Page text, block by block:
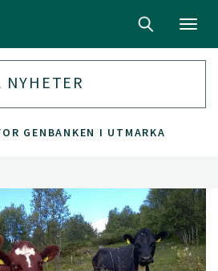
NYHETER
GENBANKEN I UTMARKA